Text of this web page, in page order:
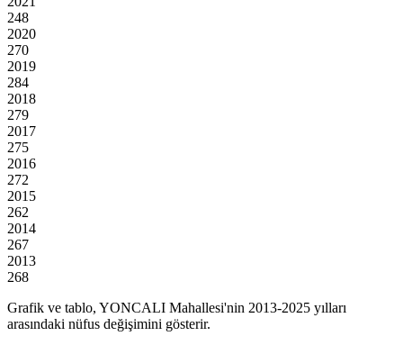
248
2020
270
2019
284
2018
279
2017
275
2016
272
2015
262
2014
267
2013
268
Grafik ve tablo, YONCALI Mahallesi'nin 2013-2025 yılları
arasındaki nüfus değişimini gösterir.